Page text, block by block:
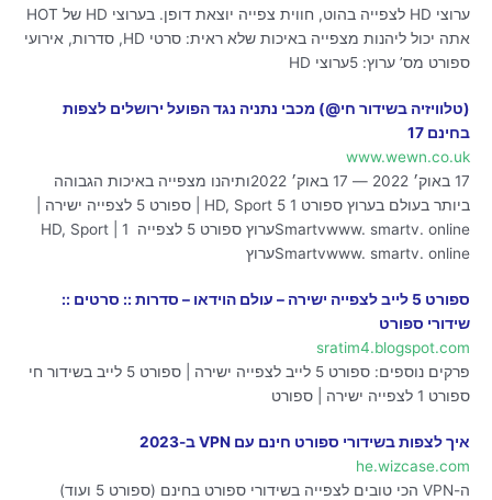
ערוצי HD לצפייה בהוט, חווית צפייה יוצאת דופן. בערוצי HD של HOT
אתה יכול ליהנות מצפייה באיכות שלא ראית: סרטי HD, סדרות, אירועי
ספורט מס’ ערוץ: 5ערוצי HD
(טלוויזיה בשידור חי@) מכבי נתניה נגד הפועל ירושלים לצפות
בחינם 17
www.wewn.co.uk
17 באוק׳ 2022 — 17 באוק׳ 2022ותיהנו מצפייה באיכות הגבוהה
ביותר בעולם בערוץ ספורט 1 HD, Sport 5 | ספורט 5 לצפייה ישירה |
Smartvwww. smartv. onlineערוץ ספורט 5 לצפייה 1 HD, Sport |
Smartvwww. smartv. onlineערוץ
ספורט 5 לייב לצפייה ישירה – עולם הוידאו – סדרות :: סרטים ::
שידורי ספורט
sratim4.blogspot.com
פרקים נוספים: ספורט 5 לייב לצפייה ישירה | ספורט 5 לייב בשידור חי
ספורט 1 לצפייה ישירה | ספורט
איך לצפות בשידורי ספורט חינם עם VPN ב-2023
he.wizcase.com
ה-VPN הכי טובים לצפייה בשידורי ספורט בחינם (ספורט 5 ועוד)